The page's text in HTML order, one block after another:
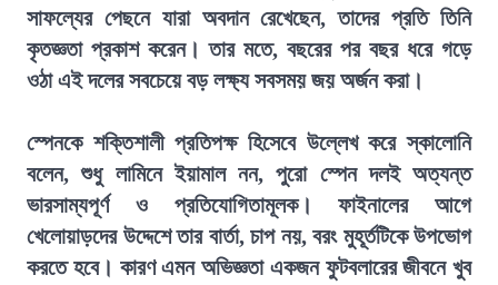
সাফল্যের পেছনে যারা অবদান রেখেছেন, তাদের প্রতি তিনি
কৃতজ্ঞতা প্রকাশ করেন। তার মতে, বছরের পর বছর ধরে গড়ে
ওঠা এই দলের সবচেয়ে বড় লক্ষ্য সবসময় জয় অর্জন করা।
স্পেনকে শক্তিশালী প্রতিপক্ষ হিসেবে উল্লেখ করে স্কালোনি
বলেন, শুধু লামিনে ইয়ামাল নন, পুরো স্পেন দলই অত্যন্ত
ভারসাম্যপূর্ণ ও প্রতিযোগিতামূলক। ফাইনালের আগে
খেলোয়াড়দের উদ্দেশে তার বার্তা, চাপ নয়, বরং মুহূর্তটিকে উপভোগ
করতে হবে। কারণ এমন অভিজ্ঞতা একজন ফুটবলারের জীবনে খুব